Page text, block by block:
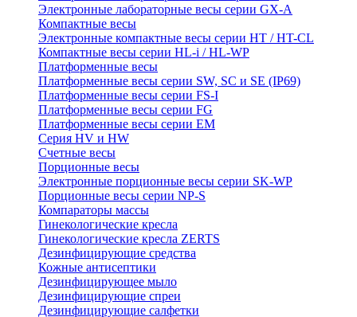
Электронные лабораторные весы серии GX-A
Компактные весы
Электронные компактные весы серии HT / HT-CL
Компактные весы серии HL-i / HL-WP
Платформенные весы
Платформенные весы серии SW, SC и SE (IP69)
Платформенные весы серии FS-I
Платформенные весы серии FG
Платформенные весы серии EM
Серия HV и HW
Счетные весы
Порционные весы
Электронные порционные весы серии SK-WP
Порционные весы серии NP-S
Компараторы массы
Гинекологические кресла
Гинекологические кресла ZERTS
Дезинфицирующие средства
Кожные антисептики
Дезинфицирующее мыло
Дезинфицирующие спреи
Дезинфицирующие салфетки